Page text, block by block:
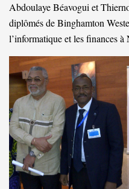
Abdoulaye Béavogui et
diplômés de Binghamton
l’informatique et les finances